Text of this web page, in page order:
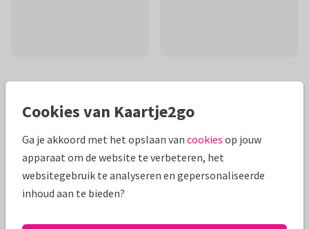
Cookies van Kaartje2go
Ga je akkoord met het opslaan van cookies op jouw
apparaat om de website te verbeteren, het
websitegebruik te analyseren en gepersonaliseerde
inhoud aan te bieden?